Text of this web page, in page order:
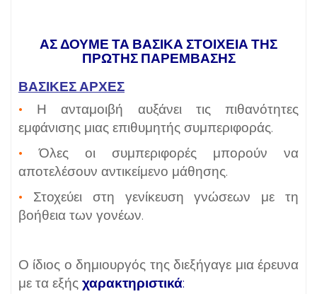
ΑΣ ΔΟΎΜΕ ΤΑ ΒΑΣΙΚΆ ΣΤΟΙΧΕΊΑ ΤΗΣ
ΠΡΏΤΗΣ ΠΑΡΈΜΒΑΣΗΣ
ΒΑΣΙΚΈΣ ΑΡΧΈΣ
• Η ανταμοιβή αυξάνει τις πιθανότητες
εμφάνισης μιας επιθυμητής συμπεριφοράς.
•Όλες οι συμπεριφορές μπορούν να
αποτελέσουν αντικείμενο μάθησης.
• Στοχεύει στη γενίκευση γνώσεων με τη
βοήθεια των γονέων.
Ο ίδιος ο δημιουργός της διεξήγαγε μια έρευνα
με τα εξήςχαρακτηριστικά: